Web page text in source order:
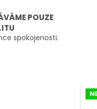
POUZE
spokojenosti.